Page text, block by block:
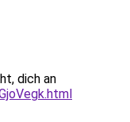
dich an